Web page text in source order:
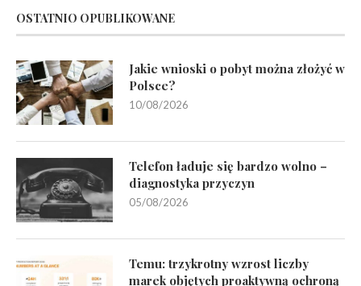
OSTATNIO OPUBLIKOWANE
Jakie wnioski o pobyt można złożyć w
Polsce?
10/08/2026
Telefon ładuje się bardzo wolno –
diagnostyka przyczyn
05/08/2026
Temu: trzykrotny wzrost liczby
marek objętych proaktywną ochroną